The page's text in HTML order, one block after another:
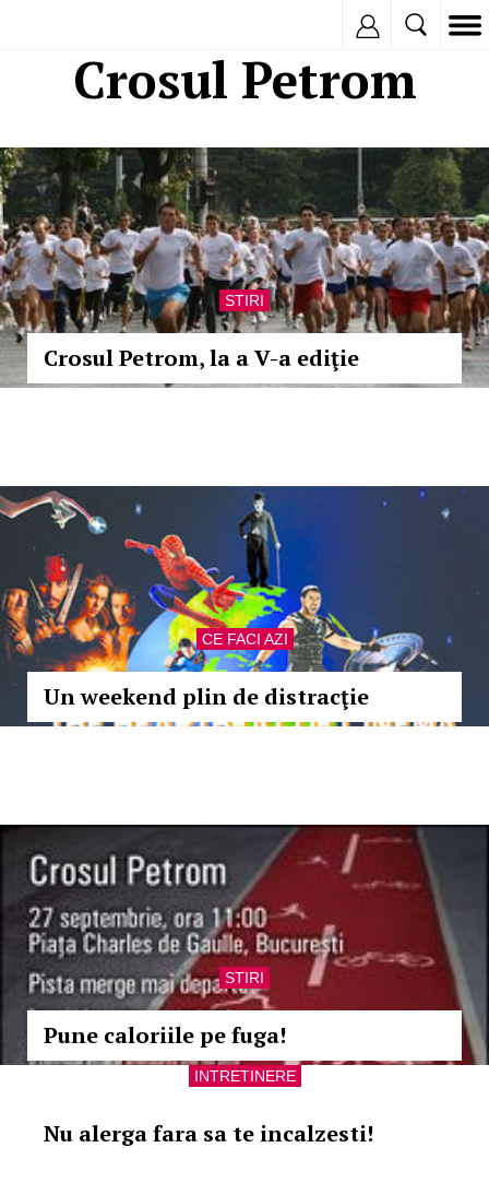
Crosul Petrom
STIRI
Crosul Petrom, la a V-a ediţie
CE FACI AZI
Un weekend plin de distracţie
STIRI
Pune caloriile pe fuga!
INTRETINERE
Nu alerga fara sa te incalzesti!